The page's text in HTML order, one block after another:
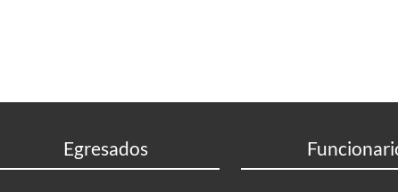
Egresados